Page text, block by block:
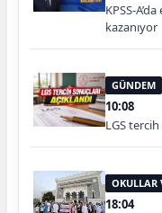
KPSS-
kazanıyor
GÜNDEM
10:08
LGS tercih
OKULLAR
18:04